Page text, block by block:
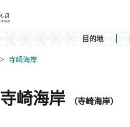
目的地
寺崎海岸
寺崎海岸 （寺崎海岸）